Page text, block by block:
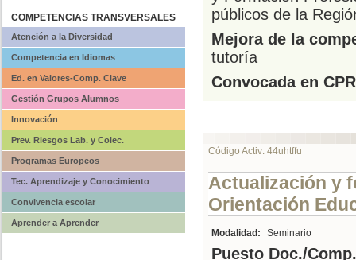
COMPETENCIAS TRANSVERSALES
Atención a la Diversidad
Competencia en Idiomas
Ed. en Valores-Comp. Clave
Gestión Grupos Alumnos
Innovación
Prev. Riesgos Lab. y Colec.
Programas Europeos
Tec. Aprendizaje y Conocimiento
Convivencia escolar
Aprender a Aprender
públicos de la
Mejora de la
tutoría
Convocada en
Código Activ: 44uhtffu
Actualización y
Orientación
Modalidad: Seminario
Puesto Doc./